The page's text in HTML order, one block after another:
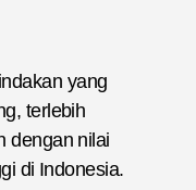
yang
terlebih
dengan nilai
di Indonesia.